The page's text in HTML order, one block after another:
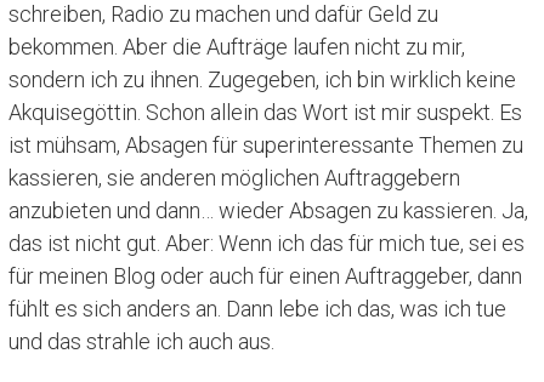
schreiben, Radio zu machen und dafür Geld zu
bekommen. Aber die Aufträge laufen nicht zu mir,
sondern ich zu ihnen. Zugegeben, ich bin wirklich keine
Akquisegöttin. Schon allein das Wort ist mir suspekt. Es
ist mühsam, Absagen für superinteressante Themen zu
kassieren, sie anderen möglichen Auftraggebern
anzubieten und dann… wieder Absagen zu kassieren. Ja,
das ist nicht gut. Aber: Wenn ich das für mich tue, sei es
für meinen Blog oder auch für einen Auftraggeber, dann
fühlt es sich anders an. Dann lebe ich das, was ich tue
und das strahle ich auch aus.